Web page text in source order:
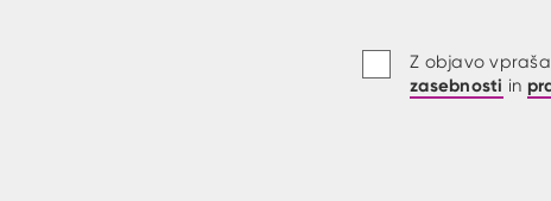
Z objavo
zasebnosti in